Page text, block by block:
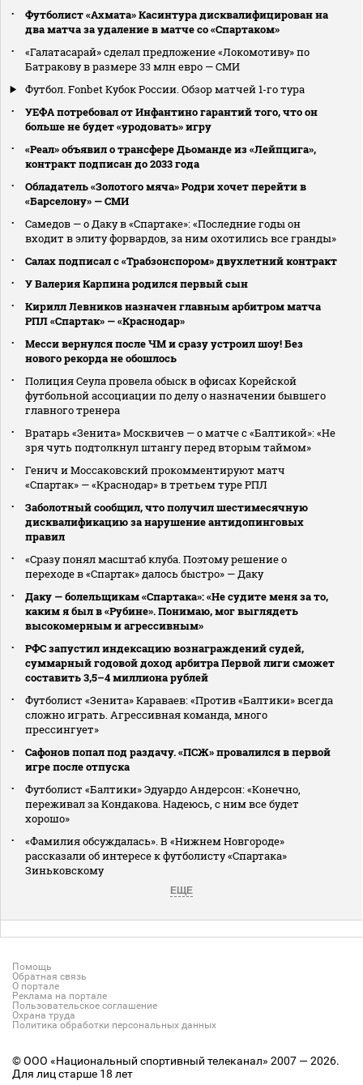
Футболист «Ахмата» Касинтура дисквалифицирован на
два матча за удаление в матче со «Спартаком»
«Галатасарай» сделал предложение «Локомотиву» по
Батракову в размере 33 млн евро — СМИ
Футбол. Fonbet Кубок России. Обзор матчей 1-го тура
УЕФА потребовал от Инфантино гарантий того, что он
больше не будет «уродовать» игру
«Реал» объявил о трансфере Дьоманде из «Лейпцига»,
контракт подписан до 2033 года
Обладатель «Золотого мяча» Родри хочет перейти в
«Барселону» — СМИ
Самедов — о Даку в «Спартаке»: «Последние годы он
входит в элиту форвардов, за ним охотились все гранды»
Салах подписал с «Трабзонспором» двухлетний контракт
У Валерия Карпина родился первый сын
Кирилл Левников назначен главным арбитром матча
РПЛ «Спартак» — «Краснодар»
Месси вернулся после ЧМ и сразу устроил шоу! Без
нового рекорда не обошлось
Полиция Сеула провела обыск в офисах Корейской
футбольной ассоциации по делу о назначении бывшего
главного тренера
Вратарь «Зенита» Москвичев — о матче с «Балтикой»: «Не
зря чуть подтолкнул штангу перед вторым таймом»
Генич и Моссаковский прокомментируют матч
«Спартак» — «Краснодар» в третьем туре РПЛ
Заболотный сообщил, что получил шестимесячную
дисквалификацию за нарушение антидопинговых
правил
«Сразу понял масштаб клуба. Поэтому решение о
переходе в «Спартак» далось быстро» — Даку
Даку — болельщикам «Спартака»: «Не судите меня за то,
каким я был в «Рубине». Понимаю, мог выглядеть
высокомерным и агрессивным»
РФС запустил индексацию вознаграждений судей,
суммарный годовой доход арбитра Первой лиги сможет
составить 3,5–4 миллиона рублей
Футболист «Зенита» Караваев: «Против «Балтики» всегда
сложно играть. Агрессивная команда, много
прессингует»
Сафонов попал под раздачу. «ПСЖ» провалился в первой
игре после отпуска
Футболист «Балтики» Эдуардо Андерсон: «Конечно,
переживал за Кондакова. Надеюсь, с ним все будет
хорошо»
«Фамилия обсуждалась». В «Нижнем Новгороде»
рассказали об интересе к футболисту «Спартака»
Зиньковскому
ЕЩЕ
Помощь
Обратная связь
О портале
Реклама на портале
Пользовательское соглашение
Охрана труда
Политика обработки персональных данных
© ООО «Национальный спортивный телеканал» 2007 — 2026.
Для лиц старше 18 лет